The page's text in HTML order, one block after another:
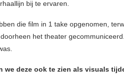
bij te ervaren.
die film in 1 take opgenomen,
het theater
we deze ook te zien als visuals